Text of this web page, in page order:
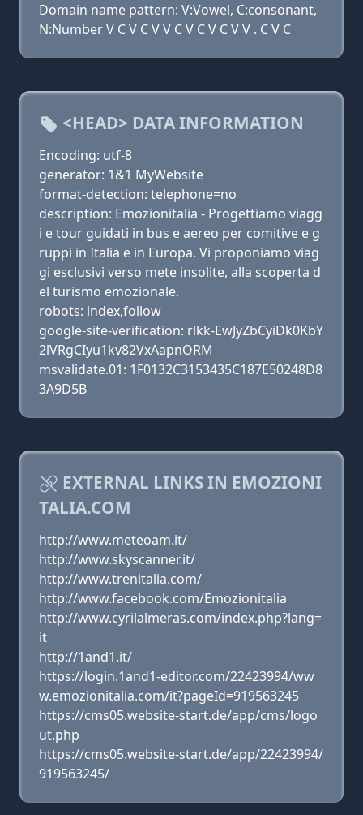
Domain name pattern: V:Vowel, C:consonant,
N:Number V C V C V V C V C V C V V . C V C
<HEAD> DATA INFORMATION
Encoding: utf-8
generator: 1&1 MyWebsite
format-detection: telephone=no
description: Emozionitalia - Progettiamo viagg
i e tour guidati in bus e aereo per comitive e g
ruppi in Italia e in Europa. Vi proponiamo viag
gi esclusivi verso mete insolite, alla scoperta d
el turismo emozionale.
robots: index,follow
google-site-verification: rlkk-EwJyZbCyiDk0KbY
2lVRgCIyu1kv82VxAapnORM
msvalidate.01: 1F0132C3153435C187E50248D8
3A9D5B
EXTERNAL LINKS IN EMOZIONI
TALIA.COM
http://www.meteoam.it/
http://www.skyscanner.it/
http://www.trenitalia.com/
http://www.facebook.com/Emozionitalia
http://www.cyrilalmeras.com/index.php?lang=
it
http://1and1.it/
https://login.1and1-editor.com/22423994/ww
w.emozionitalia.com/it?pageId=919563245
https://cms05.website-start.de/app/cms/logo
ut.php
https://cms05.website-start.de/app/22423994/
919563245/